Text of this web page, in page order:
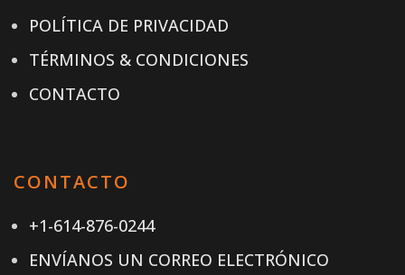
POLÍTICA DE PRIVACIDAD
TÉRMINOS & CONDICIONES
CONTACTO
CONTACTO
+1-614-876-0244
ENVÍANOS UN CORREO ELECTRÓNICO